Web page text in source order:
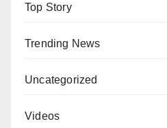
Top Story
Trending News
Uncategorized
Videos